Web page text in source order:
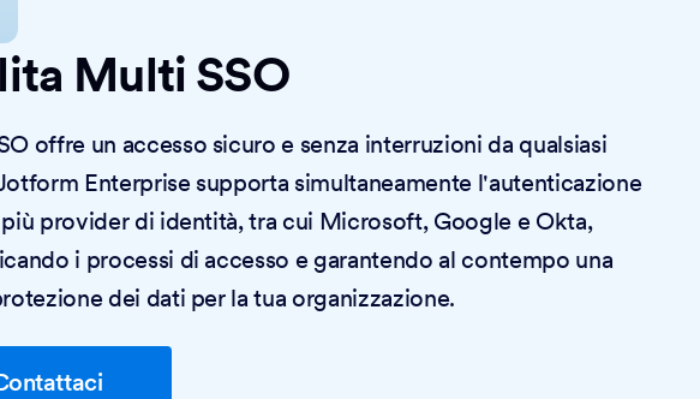
Multi SSO
offre un accesso sicuro e senza interruzioni da qualsiasi
Enterprise supporta simultaneamente l'autenticazione
provider di identità, tra cui Microsoft, Google e Okta,
i processi di accesso e garantendo al contempo una
dei dati per la tua organizzazione.